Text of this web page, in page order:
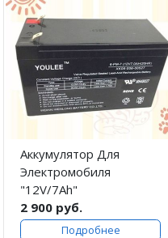
Аккумулятор Для
Электромобиля
"12V/7Ah"
2 900 руб.
Подробнее